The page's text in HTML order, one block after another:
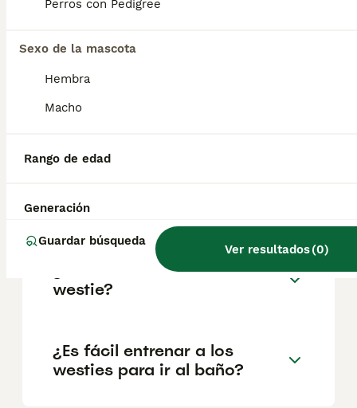
Perros con Pedigree
Sexo de la mascota
Hembra
Macho
Rango de edad
Generación
Guardar búsqueda
Ver resultados(0)
aproximadamente 802€, aunque los precios
ubicación.
¿Pueden los westies
¿Los westies pierden pelo?
¿Cuánto suele vivir un
westie?
¿Es fácil entrenar a los
westies para ir al baño?